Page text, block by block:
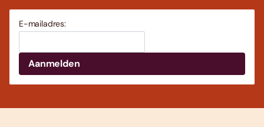
E-mailadres: